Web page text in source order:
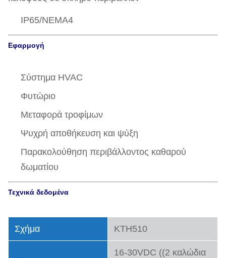
IP65/NEMA4
Εφαρμογή
Σύστημα HVAC
Φυτώριο
Μεταφορά τροφίμων
Ψυχρή αποθήκευση και ψύξη
Παρακολούθηση περιβάλλοντος καθαρού
δωματίου
Τεχνικά δεδομένα
Σχήμα KTH510
16-30VDC ((2 καλώδια